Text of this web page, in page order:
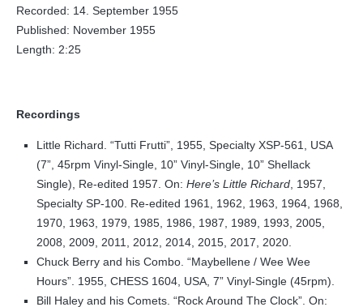
Recorded: 14. September 1955
Published: November 1955
Length: 2:25
Recordings
Little Richard. “Tutti Frutti”, 1955, Specialty XSP-561, USA
(7”, 45rpm Vinyl-Single, 10” Vinyl-Single, 10” Shellack
Single), Re-edited 1957. On: Here’s Little Richard , 1957,
Specialty SP-100. Re-edited 1961, 1962, 1963, 1964, 1968,
1970, 1963, 1979, 1985, 1986, 1987, 1989, 1993, 2005,
2008, 2009, 2011, 2012, 2014, 2015, 2017, 2020.
Chuck Berry and his Combo. “Maybellene / Wee Wee
Hours”. 1955, CHESS 1604, USA, 7” Vinyl-Single (45rpm).
Bill Haley and his Comets. “Rock Around The Clock”. On: